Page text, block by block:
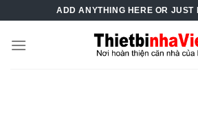
content
ADD ANYTHING HERE OR JUST